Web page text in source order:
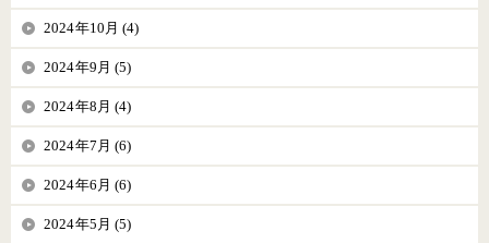
2024年10月 (4)
2024年9月 (5)
2024年8月 (4)
2024年7月 (6)
2024年6月 (6)
2024年5月 (5)